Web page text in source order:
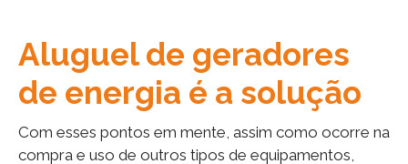
Aluguel de geradores
de energia é a solução
Com esses pontos em mente, assim como ocorre na
compra e uso de outros tipos de equipamentos,